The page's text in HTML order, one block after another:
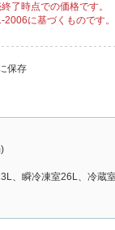
了時点での価格です。
に基づくものです。
保存
、瞬冷凍室26L、冷蔵